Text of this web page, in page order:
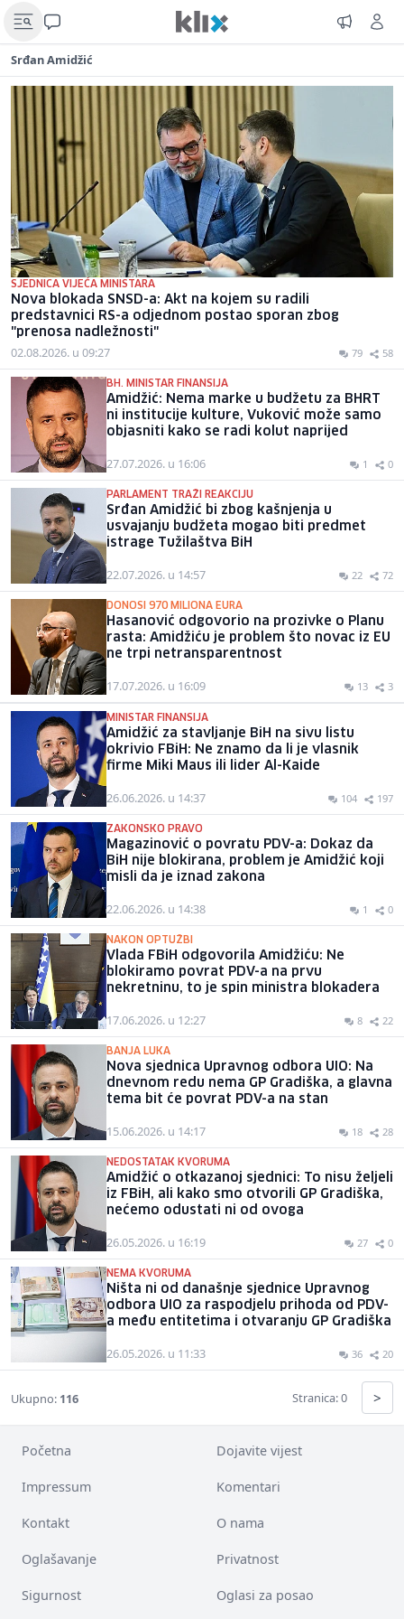
Srđan Amidžić
SJEDNICA VIJEĆA MINISTARA
Nova blokada SNSD-a: Akt na kojem su radili
predstavnici RS-a odjednom postao sporan zbog
"prenosa nadležnosti"
02.08.2026. u 09:27 79 58
BH. MINISTAR FINANSIJA
Amidžić: Nema marke u budžetu za BHRT
ni institucije kulture, Vuković može samo
objasniti kako se radi kolut naprijed
27.07.2026. u 16:06 1 0
PARLAMENT TRAŽI REAKCIJU
Srđan Amidžić bi zbog kašnjenja u
usvajanju budžeta mogao biti predmet
istrage Tužilaštva BiH
22.07.2026. u 14:57 22 72
DONOSI 970 MILIONA EURA
Hasanović odgovorio na prozivke o Planu
rasta: Amidžiću je problem što novac iz EU
ne trpi netransparentnost
17.07.2026. u 16:09 13 3
MINISTAR FINANSIJA
Amidžić za stavljanje BiH na sivu listu
okrivio FBiH: Ne znamo da li je vlasnik
firme Miki Maus ili lider Al-Kaide
26.06.2026. u 14:37 104 197
ZAKONSKO PRAVO
Magazinović o povratu PDV-a: Dokaz da
BiH nije blokirana, problem je Amidžić koji
misli da je iznad zakona
22.06.2026. u 14:38 1 0
NAKON OPTUŽBI
Vlada FBiH odgovorila Amidžiću: Ne
blokiramo povrat PDV-a na prvu
nekretninu, to je spin ministra blokadera
17.06.2026. u 12:27 8 22
BANJA LUKA
Nova sjednica Upravnog odbora UIO: Na
dnevnom redu nema GP Gradiška, a glavna
tema bit će povrat PDV-a na stan
15.06.2026. u 14:17 18 28
NEDOSTATAK KVORUMA
Amidžić o otkazanoj sjednici: To nisu željeli
iz FBiH, ali kako smo otvorili GP Gradiška,
nećemo odustati ni od ovoga
26.05.2026. u 16:19 27 0
NEMA KVORUMA
Ništa ni od današnje sjednice Upravnog
odbora UIO za raspodjelu prihoda od PDV-
a među entitetima i otvaranju GP Gradiška
26.05.2026. u 11:33 36 20
Ukupno: 116 Stranica: 0 >
Početna Dojavite vijest
Impressum Komentari
Kontakt O nama
Oglašavanje Privatnost
Sigurnost Oglasi za posao